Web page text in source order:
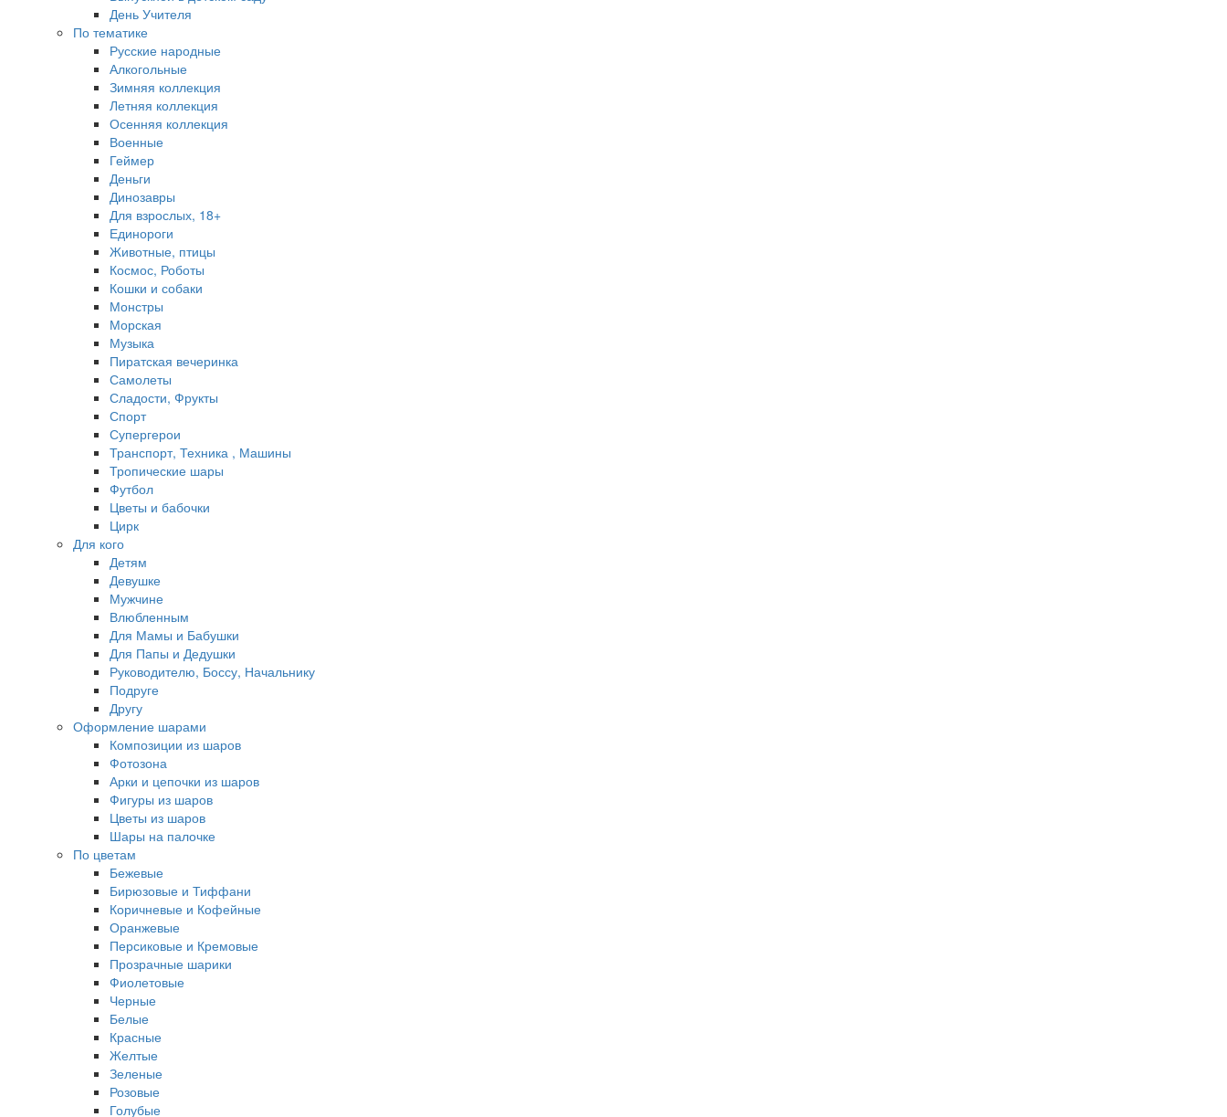
День Учителя
По тематике
Русские народные
Алкогольные
Зимняя коллекция
Летняя коллекция
Осенняя коллекция
Военные
Геймер
Деньги
Динозавры
Для взрослых, 18+
Единороги
Животные, птицы
Космос, Роботы
Кошки и собаки
Монстры
Морская
Музыка
Пиратская вечеринка
Самолеты
Сладости, Фрукты
Спорт
Супергерои
Транспорт, Техника , Машины
Тропические шары
Футбол
Цветы и бабочки
Цирк
Для кого
Детям
Девушке
Мужчине
Влюбленным
Для Мамы и Бабушки
Для Папы и Дедушки
Руководителю, Боссу, Начальнику
Подруге
Другу
Оформление шарами
Композиции из шаров
Фотозона
Арки и цепочки из шаров
Фигуры из шаров
Цветы из шаров
Шары на палочке
По цветам
Бежевые
Бирюзовые и Тиффани
Коричневые и Кофейные
Оранжевые
Персиковые и Кремовые
Прозрачные шарики
Фиолетовые
Черные
Белые
Красные
Желтые
Зеленые
Розовые
Голубые